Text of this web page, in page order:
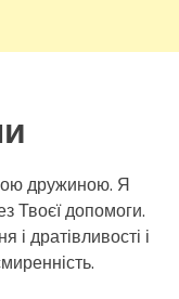
дружиною. Я
Твоєї допомоги.
і дратівливості і